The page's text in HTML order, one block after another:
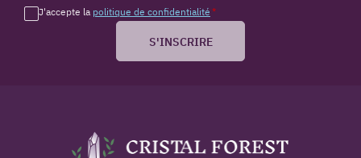
J'accepte la politique de confidentialité *
S'INSCRIRE